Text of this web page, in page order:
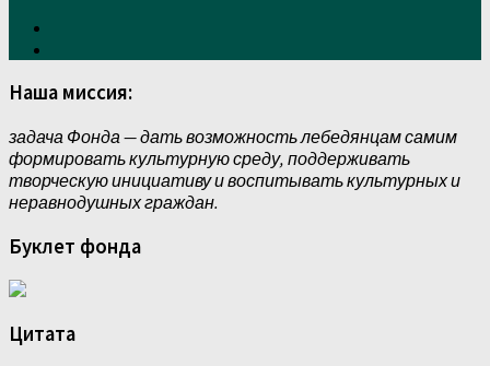
Наша миссия:
задача Фонда — дать возможность лебедянцам самим
формировать культурную среду, поддерживать
творческую инициативу и воспитывать культурных и
неравнодушных граждан.
Буклет фонда
Цитата